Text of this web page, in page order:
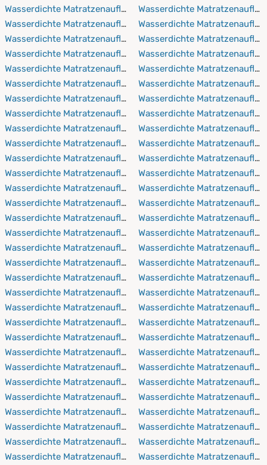
Pflegehinweisen des jeweiligen Produktes.
Wasserdichte Matratzenauflagen 60x190 cm
Wasserdichte Matratzenauflagen 60x200 cm
Wasserdichte Matratzenauflagen 60x210 cm
Wasserdichte Matratzenauflagen 60x220 cm
Wasserdichte Matratzenauflagen 70x140 cm
Wasserdichte Matratzenauflagen 70x160 cm
Wasserdichte Matratzenauflagen 70x190 cm
Wasserdichte Matratzenauflagen 70x200 cm
Wasserdichte Matratzenauflagen 70x210 cm
Wasserdichte Matratzenauflagen 70x220 cm
Wasserdichte Matratzenauflagen 75x90 cm
Wasserdichte Matratzenauflagen 75x150 cm
Wasserdichte Matratzenauflagen 80x160 cm
Wasserdichte Matratzenauflagen 80x190 cm
Wasserdichte Matratzenauflagen 80x200 cm
Wasserdichte Matratzenauflagen 80x210 cm
Wasserdichte Matratzenauflagen 80x220 cm
Wasserdichte Matratzenauflagen 90x150 cm
Wasserdichte Matratzenauflagen 90x190 cm
Wasserdichte Matratzenauflagen 90x200 cm
Wasserdichte Matratzenauflagen 90x210 cm
Wasserdichte Matratzenauflagen 90x220 cm
Wasserdichte Matratzenauflagen 100x150 cm
Wasserdichte Matratzenauflagen 100x190 cm
Wasserdichte Matratzenauflagen 100x200 cm
Wasserdichte Matratzenauflagen 100x210 cm
Wasserdichte Matratzenauflagen 100x220 cm
Wasserdichte Matratzenauflagen 110x190 cm
Wasserdichte Matratzenauflagen 110x200 cm
Wasserdichte Matratzenauflagen 110x210 cm
Wasserdichte Matratzenauflagen 110x220 cm
Wasserdichte
Wasserdichte
Wasserdichte
Wasserdichte
Wasserdichte
Wasserdichte
Wasserdichte
Wasserdichte
Wasserdichte
Wasserdichte
Wasserdichte
Wasserdichte
Wasserdichte
Wasserdichte
Wasserdichte
Wasserdichte
Wasserdichte
Wasserdichte
Wasserdichte
Wasserdichte
Wasserdichte
Wasserdichte
Wasserdichte
Wasserdichte
Wasserdichte
Wasserdichte
Wasserdichte
Wasserdichte
Wasserdichte
Wasserdichte
Wasserdichte